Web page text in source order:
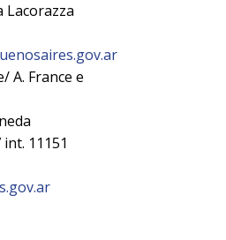
Lacorazza
A. France e
11151